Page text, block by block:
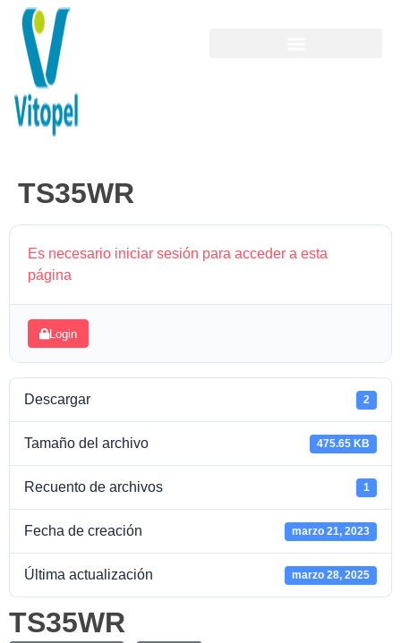
TS35WR
Es necesario iniciar sesión para acceder a esta
página
Login
Descargar 2
Tamaño del archivo 475.65 KB
Recuento de archivos 1
Fecha de creación marzo 21, 2023
Última actualización marzo 28, 2025
TS35WR